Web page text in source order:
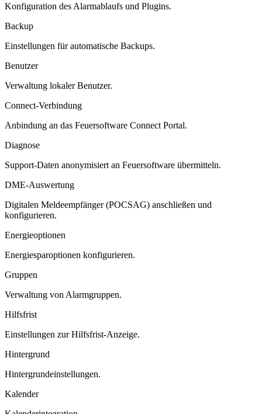
Konfiguration des Alarmablaufs und Plugins.
Backup
Einstellungen für automatische Backups.
Benutzer
Verwaltung lokaler Benutzer.
Connect-Verbindung
Anbindung an das Feuersoftware Connect Portal.
Diagnose
Support-Daten anonymisiert an Feuersoftware übermitteln.
DME-Auswertung
Digitalen Meldeempfänger (POCSAG) anschließen und
konfigurieren.
Energieoptionen
Energiesparoptionen konfigurieren.
Gruppen
Verwaltung von Alarmgruppen.
Hilfsfrist
Einstellungen zur Hilfsfrist-Anzeige.
Hintergrund
Hintergrundeinstellungen.
Kalender